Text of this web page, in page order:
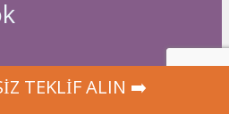
TEKLİF ALIN ➡️